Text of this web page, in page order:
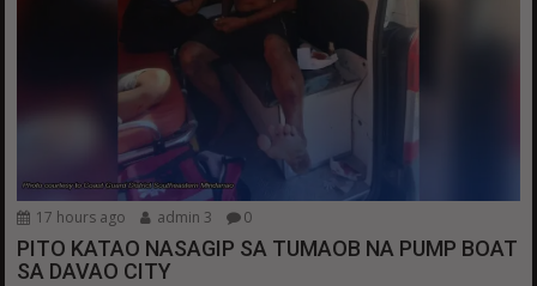
17 hours ago admin 3 0
PITO KATAO NASAGIP SA TUMAOB NA PUMP BOAT
SA DAVAO CITY